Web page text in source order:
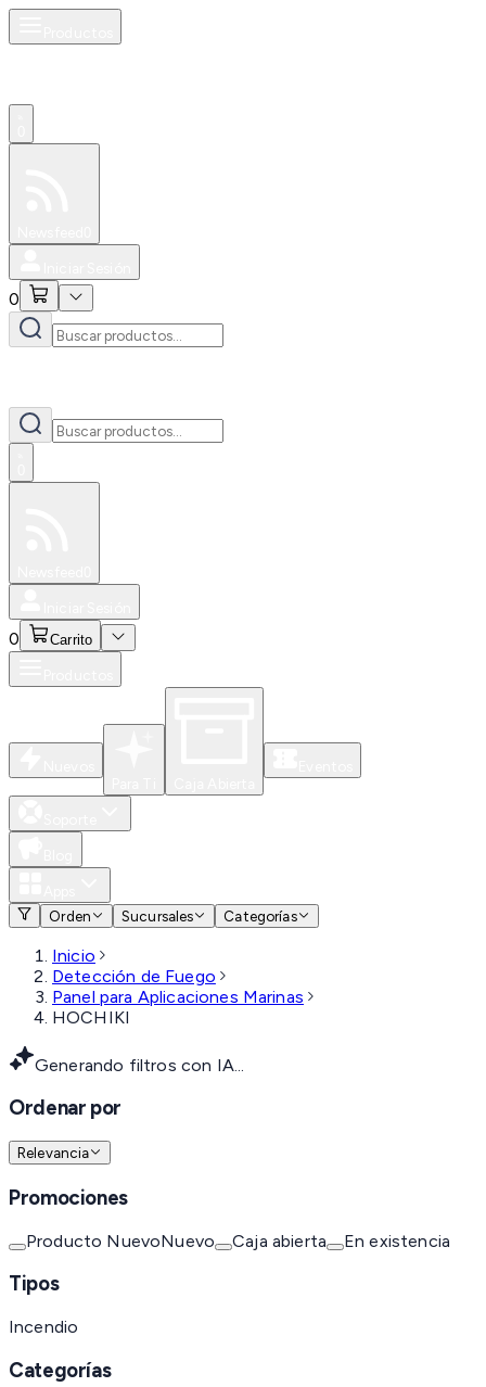
0
0 Carrito
Orden
Sucursales Categorías
Inicio
Detección de Fuego
Panel para Aplicaciones Marinas
HOCHIKI
Generando filtros con IA...
Ordenar por
Relevancia
Promociones
Producto NuevoNuevo Caja abierta En existencia
Tipos
Incendio
Categorías